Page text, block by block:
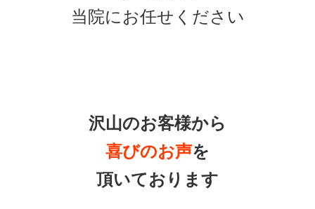
当院にお任せください
沢山のお客様から
喜びのお声を
頂いております